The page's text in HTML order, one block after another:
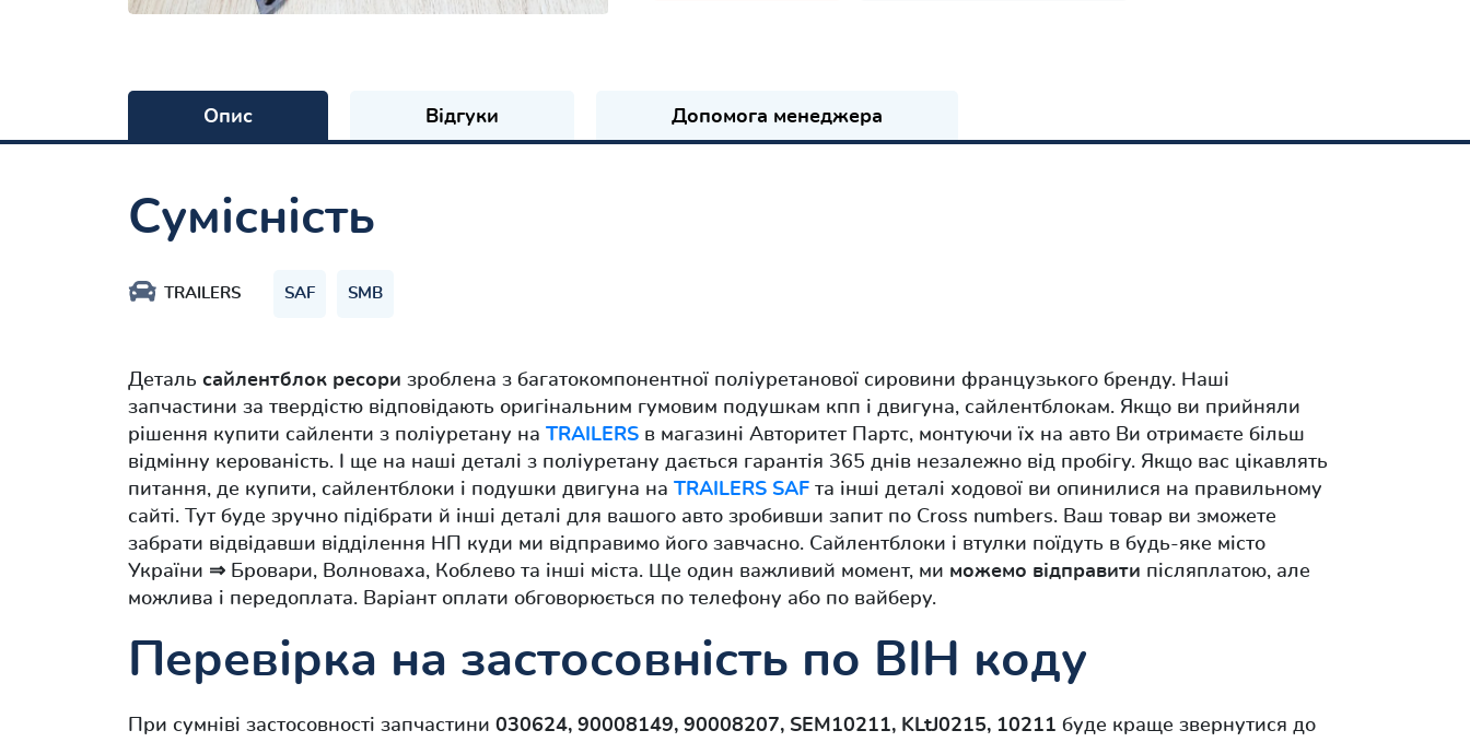
Опис Відгуки Допомога менеджера
Сумісність
TRAILERS SAF SMB
Деталь сайлентблок ресори зроблена з багатокомпонентної поліуретанової сировини французького бренду. Наші
запчастини за твердістю відповідають оригінальним гумовим подушкам кпп і двигуна, сайлентблокам. Якщо ви прийняли
рішення купити сайленти з поліуретану на TRAILERS в магазині Авторитет Партс, монтуючи їх на авто Ви отримаєте більш
відмінну керованість. І ще на наші деталі з поліуретану дається гарантія 365 днів незалежно від пробігу. Якщо вас цікавлять
питання, де купити, сайлентблоки і подушки двигуна на TRAILERS SAF та інші деталі ходової ви опинилися на правильному
сайті. Тут буде зручно підібрати й інші деталі для вашого авто зробивши запит по Cross numbers. Ваш товар ви зможете
забрати відвідавши відділення НП куди ми відправимо його завчасно. Сайлентблоки і втулки поїдуть в будь-яке місто
України ⇒ Бровари, Волноваха, Коблево та інші міста. Ще один важливий момент, ми можемо відправити післяплатою, але
можлива і передоплата. Варіант оплати обговорюється по телефону або по вайберу.
Перевірка на застосовність по ВІН коду
При сумніві застосовності запчастини 030624, 90008149, 90008207, SEM10211, KLtJ0215, 10211 буде краще звернутися до